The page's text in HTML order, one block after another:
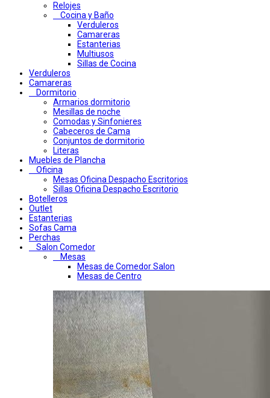
Relojes
Cocina y Baño
Verduleros
Camareras
Estanterias
Multiusos
Sillas de Cocina
Verduleros
Camareras
Dormitorio
Armarios dormitorio
Mesillas de noche
Comodas y Sinfonieres
Cabeceros de Cama
Conjuntos de dormitorio
Literas
Muebles de Plancha
Oficina
Mesas Oficina Despacho Escritorios
Sillas Oficina Despacho Escritorio
Botelleros
Outlet
Estanterias
Sofas Cama
Perchas
Salon Comedor
Mesas
Mesas de Comedor Salon
Mesas de Centro